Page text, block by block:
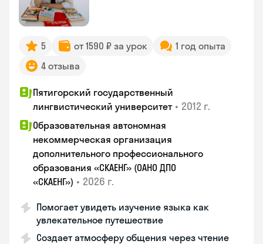
5 от 1590 ₽ за урок
1 год опыта
4 отзыва
Пятигорский государственный
лингвистический университет • 2012 г.
Образовательная автономная
некоммерческая организация
дополнительного профессионального
образования «СКАЕНГ» (ОАНО ДПО
«СКАЕНГ») • 2026 г.
Помогает увидеть изучение языка как
увлекательное путешествие
Создает атмосферу общения через чтение